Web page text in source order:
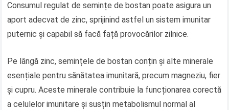
Consumul regulat de semințe de bostan poate asigura un
aport adecvat de zinc, sprijinind astfel un sistem imunitar
puternic și capabil să facă față provocărilor zilnice.
Pe lângă zinc, semințele de bostan conțin și alte minerale
esențiale pentru sănătatea imunitară, precum magneziu, fier
și cupru. Aceste minerale contribuie la funcționarea corectă
a celulelor imunitare și susțin metabolismul normal al